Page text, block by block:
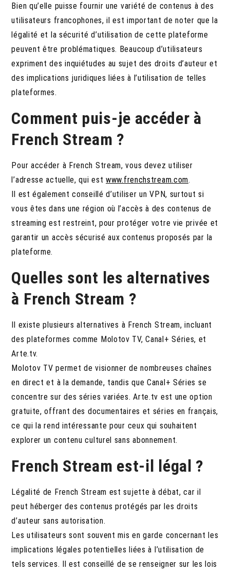
Bien qu’elle puisse fournir une variété de contenus à des
utilisateurs francophones, il est important de noter que la
légalité et la sécurité d’utilisation de cette plateforme
peuvent être problématiques. Beaucoup d’utilisateurs
expriment des inquiétudes au sujet des droits d’auteur et
des implications juridiques liées à l’utilisation de telles
plateformes.
Comment puis-je accéder à
French Stream ?
Pour accéder à French Stream, vous devez utiliser
l’adresse actuelle, qui estwww.frenchstream.com.
Il est également conseillé d’utiliser un VPN, surtout si
vous êtes dans une région où l’accès à des contenus de
streaming est restreint, pour protéger votre vie privée et
garantir un accès sécurisé aux contenus proposés par la
plateforme.
Quelles sont les alternatives
à French Stream ?
Il existe plusieurs alternatives à French Stream, incluant
des plateformes comme Molotov TV, Canal+ Séries, et
Arte.tv.
Molotov TV permet de visionner de nombreuses chaînes
en direct et à la demande, tandis que Canal+ Séries se
concentre sur des séries variées. Arte.tv est une option
gratuite, offrant des documentaires et séries en français,
ce qui la rend intéressante pour ceux qui souhaitent
explorer un contenu culturel sans abonnement.
French Stream est-il légal ?
Légalité de French Stream est sujette à débat, car il
peut héberger des contenus protégés par les droits
d’auteur sans autorisation.
Les utilisateurs sont souvent mis en garde concernant les
implications légales potentielles liées à l’utilisation de
tels services. Il est conseillé de se renseigner sur les lois